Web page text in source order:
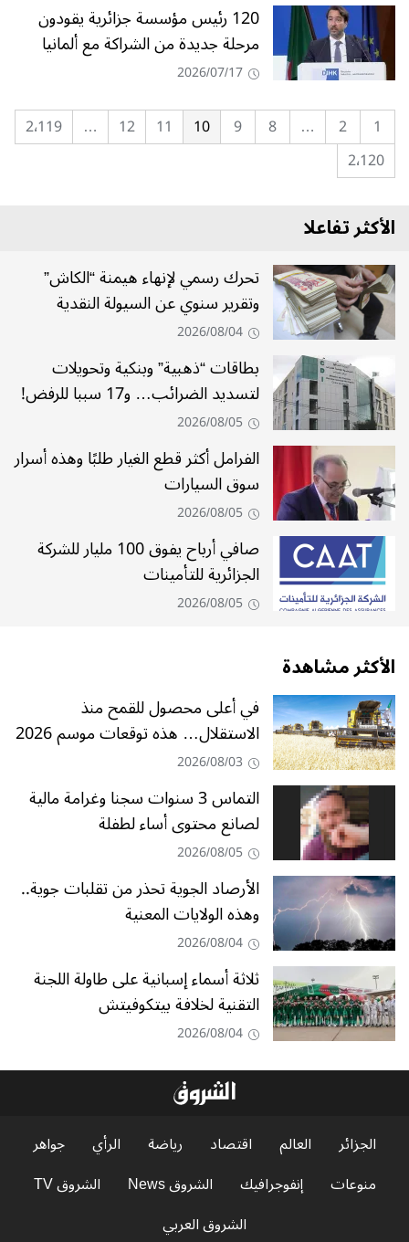
120 رئيس مؤسسة جزائرية يقودون
مرحلة جديدة من الشراكة مع ألمانيا
2026/07/17
1
2
…
8
9
10
11
12
…
2٬119
2٬120
الأكثر تفاعلا
تحرك رسمي لإنهاء هيمنة “الكاش”
وتقرير سنوي عن السيولة النقدية
2026/08/04
بطاقات “ذهبية” وبنكية وتحويلات
لتسديد الضرائب… و17 سببا للرفض!
2026/08/05
الفرامل أكثر قطع الغيار طلبًا وهذه أسرار
سوق السيارات
2026/08/05
صافي أرباح يفوق 100 مليار للشركة
الجزائرية للتأمينات
2026/08/05
الأكثر مشاهدة
في أعلى محصول للقمح منذ
الاستقلال… هذه توقعات موسم 2026
2026/08/03
التماس 3 سنوات سجنا وغرامة مالية
لصانع محتوى أساء لطفلة
2026/08/05
الأرصاد الجوية تحذر من تقلبات جوية..
وهذه الولايات المعنية
2026/08/04
ثلاثة أسماء إسبانية على طاولة اللجنة
التقنية لخلافة بيتكوفيتش
2026/08/04
الجزائر العالم اقتصاد رياضة الرأي
جواهر
منوعات
إنفوجرافيك الشروق News
الشروق TV
الشروق العربي